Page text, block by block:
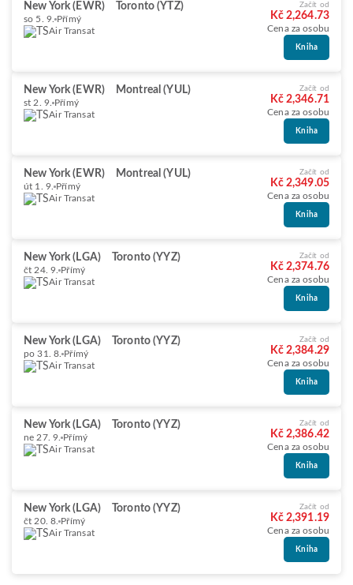
New York (EWR) Toronto (YTZ)
so 5. 9. Přímý
Air Transat
Začít od
Kč 2,264.73
Cena za osobu
Kniha
New York (EWR) Montreal (YUL)
st 2. 9. Přímý
Air Transat
Začít od
Kč 2,346.71
Cena za osobu
Kniha
New York (EWR) Montreal (YUL)
út 1. 9. Přímý
Air Transat
Začít od
Kč 2,349.05
Cena za osobu
Kniha
New York (LGA) Toronto (YYZ)
čt 24. 9. Přímý
Air Transat
Začít od
Kč 2,374.76
Cena za osobu
Kniha
New York (LGA) Toronto (YYZ)
po 31. 8. Přímý
Air Transat
Začít od
Kč 2,384.29
Cena za osobu
Kniha
New York (LGA) Toronto (YYZ)
ne 27. 9. Přímý
Air Transat
Začít od
Kč 2,386.42
Cena za osobu
Kniha
New York (LGA) Toronto (YYZ)
čt 20. 8. Přímý
Air Transat
Začít od
Kč 2,391.19
Cena za osobu
Kniha